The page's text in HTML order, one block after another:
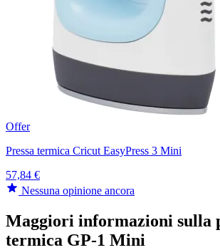
Offer
Pressa termica Cricut EasyPress 3 Mini
57,84 €
Nessuna opinione ancora
Maggiori informazioni sulla
termica GP-1 Mini